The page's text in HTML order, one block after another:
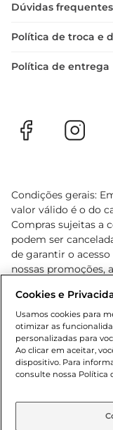
Dúvidas frequentes
Política de troca e
Política de entrega
Condições gerais:
valor válido é o do
Compras sujeitas a
podem ser
de garantir o
nossas promoções,
cliente. Os preços,
o e-commerce e
sofrer alterações
de bebidas
Lei n.º 8069/90,
Adolescente).
aviso prévio. O
Cookies e
Usamos cookies para
otimizar as
personalizadas para
Ao clicar em aceitar,
dispositivo. Para
consulte nossa Política